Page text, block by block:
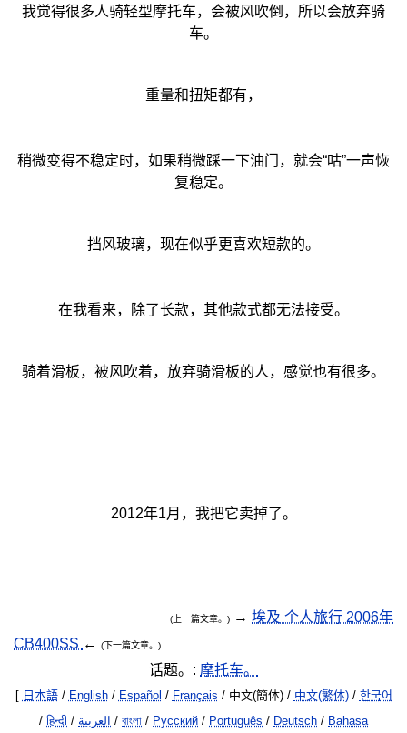
我觉得很多人骑轻型摩托车，会被风吹倒，所以会放弃骑
车。
重量和扭矩都有，
稍微变得不稳定时，如果稍微踩一下油门，就会“咕”一声恢
复稳定。
挡风玻璃，现在似乎更喜欢短款的。
在我看来，除了长款，其他款式都无法接受。
骑着滑板，被风吹着，放弃骑滑板的人，感觉也有很多。
2012年1月，我把它卖掉了。
(上一篇文章。) → 埃及 个人旅行 2006年
CB400SS ← (下一篇文章。)
话题。: 摩托车。
[ 日本語/ English/ Español / Français / 中文(簡体) / 中文(繁体)/ 한국어
/हिन्दी / العربية / বাংলা / Русский / Português / Deutsch / Bahasa